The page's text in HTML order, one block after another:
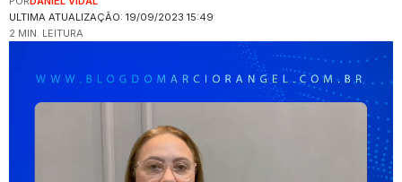
ULTIMA ATUALIZAÇÃO: 19/09/2023 15:49
2 MIN. LEITURA